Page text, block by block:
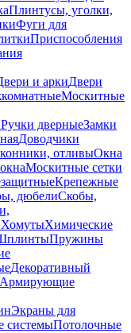
Плинтусы, уголки,
Фуги для
Приспособления
и аркиДвери
Москитные
Ручки дверныеЗамки
Доводчики
отливыОкна
Москитные сетки
Крепежные
дюбелиСкобы,
ХомутыХимические
Пружины
Декоративный
Армирующие
Экраны для
системыПотолочные